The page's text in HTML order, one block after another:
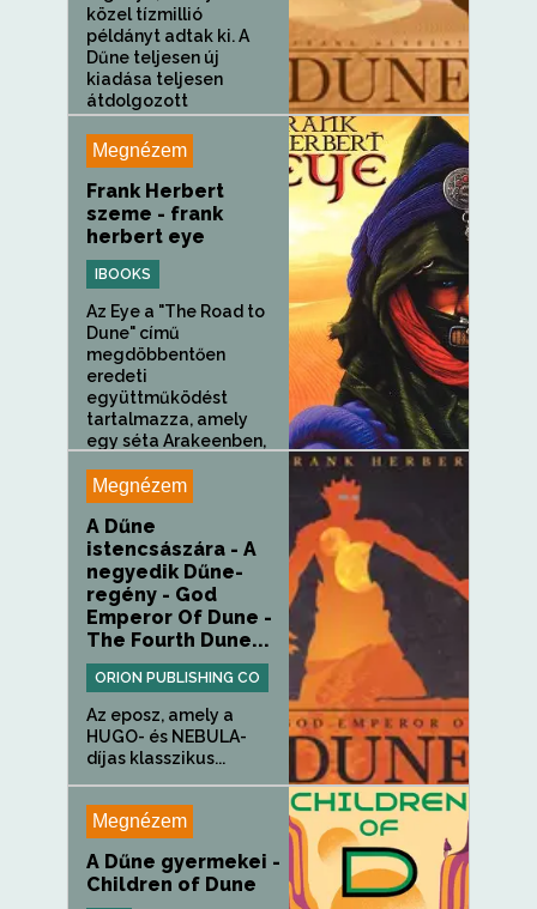
közel tízmillió
példányt adtak ki. A
Dűne teljesen új
kiadása teljesen
átdolgozott
szöveggel és
hihetetlenül új...
Megnézem
Frank Herbert
szeme - frank
herbert eye
IBOOKS
Az Eye a "The Road to
Dune" című
megdöbbentően
eredeti
együttműködést
tartalmazza, amely
egy séta Arakeenben,
narrációjával és...
Megnézem
A Dűne
istencsászára - A
negyedik Dűne-
regény - God
Emperor Of Dune -
The Fourth Dune...
ORION PUBLISHING CO
Az eposz, amely a
HUGO- és NEBULA-
díjas klasszikus...
Megnézem
A Dűne gyermekei -
Children of Dune